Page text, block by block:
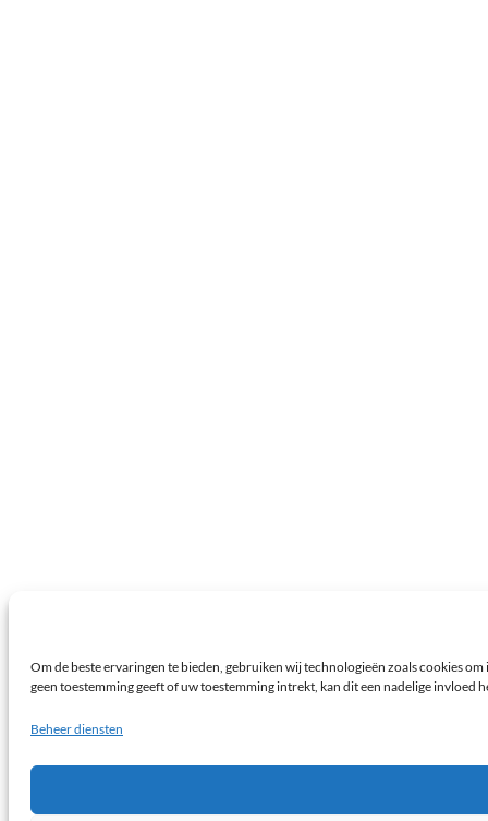
Om de beste ervaringen te bieden, gebruiken wij technologieën zoals cookies
geen toestemming geeft of uw toestemming intrekt, kan dit een nadelige invloed
Beheer diensten